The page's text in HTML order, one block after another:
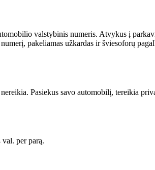
valstybinis numeris. Atvykus į
pakeliamas užkardas ir šviesoforų
Pasiekus savo automobilį, tereikia
per parą.